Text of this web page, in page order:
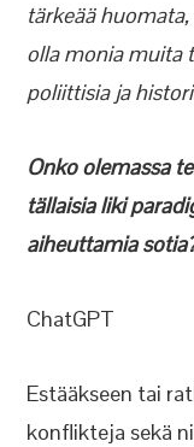
tärkeää
olla monia muita
poliittisia ja
Onko olemassa
tällaisia liki
aiheuttamia
ChatGPT
Estääkseen tai
konflikteja sekä